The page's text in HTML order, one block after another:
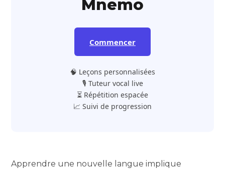
Mnemo
Commencer
🧠 Leçons personnalisées
🎙️ Tuteur vocal live
⏳ Répétition espacée
📈 Suivi de progression
Apprendre une nouvelle langue implique